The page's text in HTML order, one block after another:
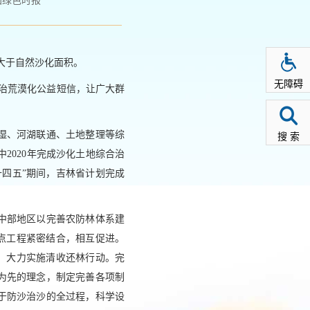
自然沙化面积。
荒漠化公益短信，让广大群
、河湖联通、土地整理等综
2020年完成沙化土地综合治
五”期间，吉林省计划完成
部地区以完善农防林体系建
程紧密结合，相互促进。
大力实施清收还林行动。完
先的理念，制定完善各项制
防沙治沙的全过程，科学设
无障碍
搜 索